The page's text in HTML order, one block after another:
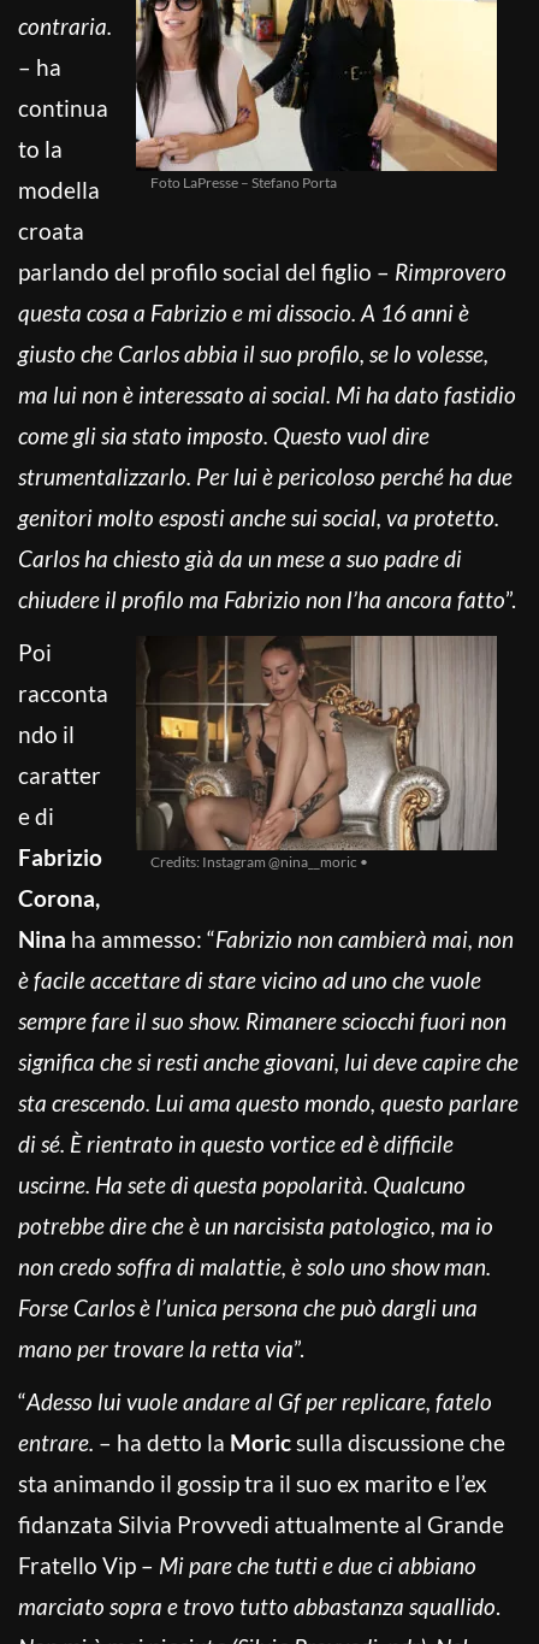
Foto LaPresse – Stefano Porta
contraria.
– ha
continua
to la
modella
croata
parlando del profilo social del figlio – Rimprovero
questa cosa a Fabrizio e mi dissocio. A 16 anni è
giusto che Carlos abbia il suo profilo, se lo volesse,
ma lui non è interessato ai social. Mi ha dato fastidio
come gli sia stato imposto. Questo vuol dire
strumentalizzarlo. Per lui è pericoloso perché ha due
genitori molto esposti anche sui social, va protetto.
Carlos ha chiesto già da un mese a suo padre di
chiudere il profilo ma Fabrizio non l’ha ancora fatto”.
Credits: Instagram @nina__moric •
Poi
racconta
ndo il
caratter
e di
Fabrizio
Corona,
Nina ha ammesso: “Fabrizio non cambierà mai, non
è facile accettare di stare vicino ad uno che vuole
sempre fare il suo show. Rimanere sciocchi fuori non
significa che si resti anche giovani, lui deve capire che
sta crescendo. Lui ama questo mondo, questo parlare
di sé. È rientrato in questo vortice ed è difficile
uscirne. Ha sete di questa popolarità. Qualcuno
potrebbe dire che è un narcisista patologico, ma io
non credo soffra di malattie, è solo uno show man.
Forse Carlos è l’unica persona che può dargli una
mano per trovare la retta via”.
“Adesso lui vuole andare al Gf per replicare, fatelo
entrare. – ha detto la Moricsulla discussione che
sta animando il gossip tra il suo ex marito e l’ex
fidanzata Silvia Provvedi attualmente al Grande
Fratello Vip – Mi pare che tutti e due ci abbiano
marciato sopra e trovo tutto abbastanza squallido.